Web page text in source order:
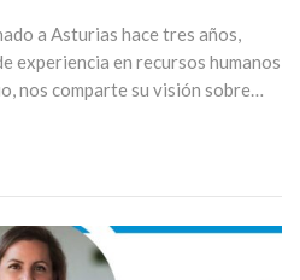
a Asturias hace tres años,
experiencia en recursos humanos
nos comparte su visión sobre…